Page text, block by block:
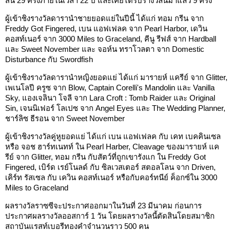
ผู้เข้าชิงรางวัลดารานำชายยอดแย่ในปีนี้ ได้แก่ ทอม กรีน จาก
Freddy Got Fingered, เบน แอฟเฟลค จาก Pearl Harbor, เดวิน
คอสท์เนอร์ จาก 3000 Miles to Graceland, คีนู รีฟส์ จาก Hardball
และ Sweet November และ จอห์น ทราโวลตา จาก Domestic
Disturbance กับ Swordfish
ผู้เข้าชิงรางวัลดารานำหญิงยอดแย่ ได้แก่ มารายห์ แครีย์ จาก Glitter,
เพเนโลปี ครูซ จาก Blow, Captain Corelli's Mandolin และ Vanilla
Sky, แองเจลินา โจลี จาก Lara Croft : Tomb Raider และ Original
Sin, เจนนิเฟอร์ โลเปซ จาก Angel Eyes และ The Wedding Planner,
ชาร์ลิซ ธีรอน จาก Sweet November
ผู้เข้าชิงรางวัลคู่หูยอดแย่ ได้แก่ เบน แอฟเฟลค กับ เคท เบคคินเซล
หรือ จอช ฮาร์ทเนทท์ ใน Pearl Harber, Cleavage ของมารายห์ แค
รีย์ จาก Glitter, ทอม กรีน กับสัตว์ที่ถูกเขารังแก ใน Freddy Got
Fingered, เบิร์ด เรย์โนลด์ กับ ซิลเวสเตอร์ สตอลโลน จาก Driven,
เคิร์ท รัสเซล กับ เควิน คอสท์เนอร์ หรือกับคอร์ทนีย์ ค็อกซ์ใน 3000
Miles to Graceland
ผลรางวัลราซซีจะประกาศออกมาในวันที่ 23 มีนาคม ก่อนการ
ประกาศผลรางวัลออสการ์ 1 วัน โดยผลรางวัลนี้ตัดสินโดยสมาชิก
สถาบันแรสท์เบอรีทองคำจำนวนราว 500 คน